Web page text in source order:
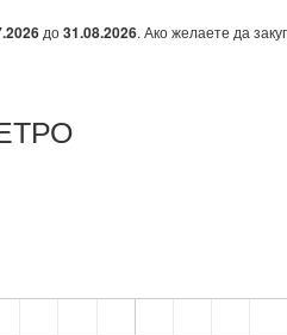
до31.08.2026. Ако желаете да